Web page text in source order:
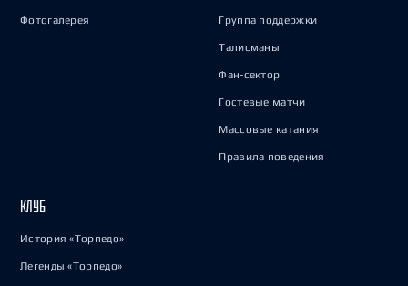
Фотогалерея Группа поддержки
Талисманы
Фан-сектор
Гостевые матчи
Массовые катания
Правила поведения
КЛУБ
История «Торпедо»
Легенды «Торпедо»